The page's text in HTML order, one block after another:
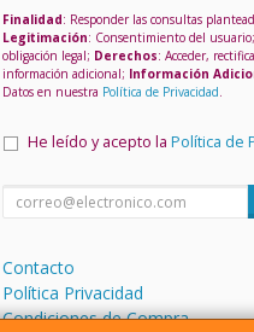
Finalidad: Responder las consultas
Legitimación: Consentimiento del usuario;
obligación legal; Derechos: Acceder,
información adicional; Información
Datos en nuestra Política de Privacidad.
He leído y acepto la Política de
Contacto
Política Privacidad
Condiciones de Compra